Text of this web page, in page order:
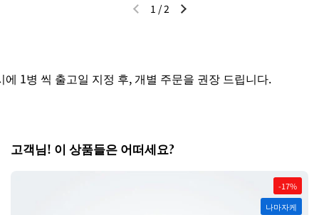
이전 슬라이드다음 슬라이드
1 /2
1병 씩 출고일 지정 후, 개별 주문을 권장 드립니다.
고객님! 이 상품들은 어떠세요?
-17%
나마자케